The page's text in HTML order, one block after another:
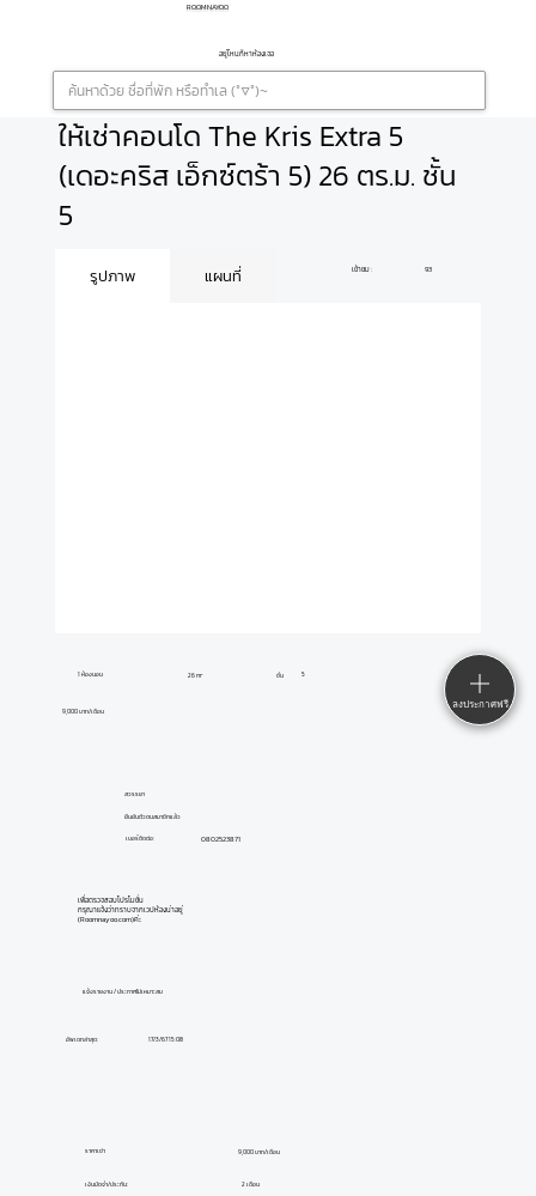
ROOMNAYOO
อยู่ไหนก็หาห้องเจอ
ให้เช่าคอนโด The Kris Extra 5
(เดอะคริส เอ็กซ์ตร้า 5) 26 ตร.ม. ชั้น
5
สวรรยา
เบอร์ติดต่อ:
ยืนยันตัวตนสมาชิกแล้ว
อัพเดทล่าสุด: 17/3/67 15:08
0802523871
เพื่อตรวจสอบโปรโมชั่น
กรุณาแจ้งว่าทราบจากเวปห้องน่าอยู่
(Roomnayoo.com)ค่ะ
แจ้งรายงาน / ประกาศไม่เหมาะสม
1 ห้องนอน 5
ชั้น
26 m²
9,000 บาท/เดือน
รูปภาพ แผนที่ เข้าชม : 93
ราคาเช่า
เงินมัดจำ/ประกัน:
9,000 บาท/เดือน
2 เดือน
ลงประกาศฟรี